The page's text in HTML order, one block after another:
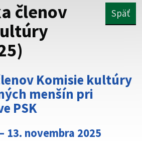
uistite, že zdieľate informácie iba
stránku. Zabezpečená stránka
členov
Späť
Komisie kultúry
menšín pri
PSK
13. novembra 2025